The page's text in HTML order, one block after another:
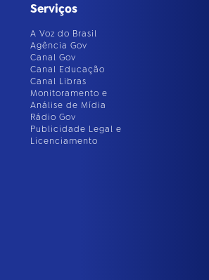
Serviços
A Voz do Brasil
Agência Gov
Canal Gov
Canal Educação
Canal Libras
Monitoramento e
Análise de Mídia
Rádio Gov
Publicidade Legal e
Licenciamento